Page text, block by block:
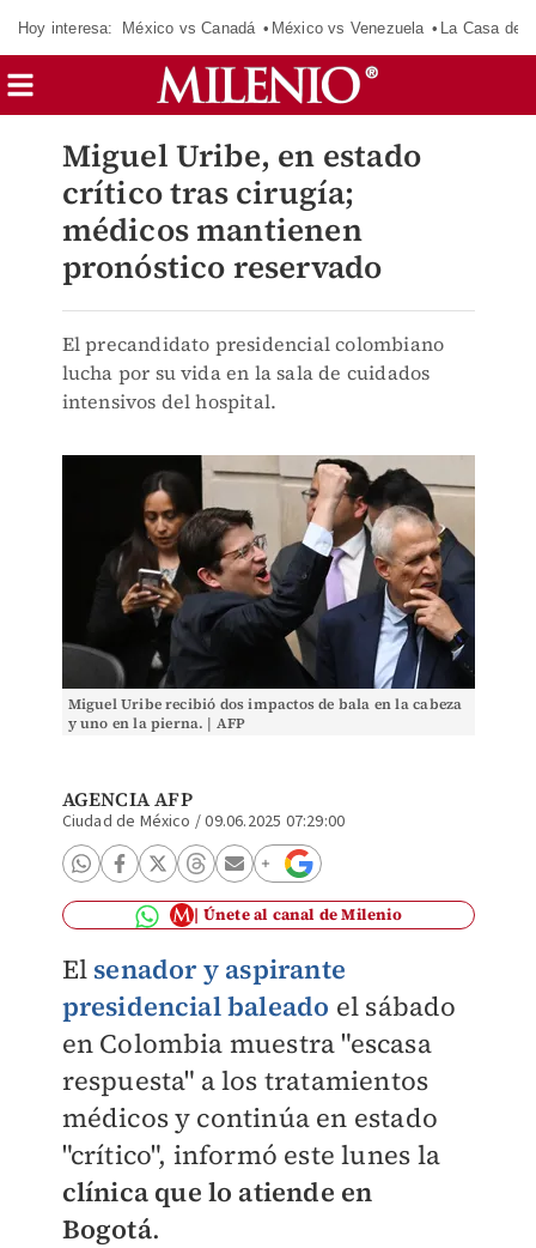
Hoy interesa: México vs Canadá México vs Venezuela La Casa de
Miguel Uribe, en estado
crítico tras cirugía;
médicos mantienen
pronóstico reservado
El precandidato presidencial colombiano
lucha por su vida en la sala de cuidados
intensivos del hospital.
Miguel Uribe recibió dos impactos de bala en la cabeza
y uno en la pierna. | AFP
AGENCIA AFP
Ciudad de México /09.06.2025 07:29:00
Únete al canal de Milenio
El senador y aspirante
presidencial baleado el sábado
en Colombia muestra "escasa
respuesta" a los tratamientos
médicos y continúa en estado
"crítico", informó este lunes la
clínica que lo atiende en
Bogotá.